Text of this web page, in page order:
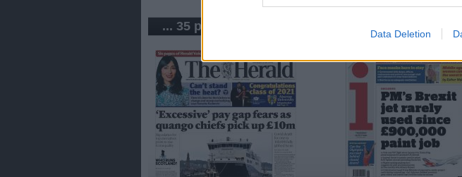
Data Deletion
... 35 periódicos de Reino Unido